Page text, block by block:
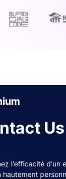
Us
l'efficacité d'un
hautement